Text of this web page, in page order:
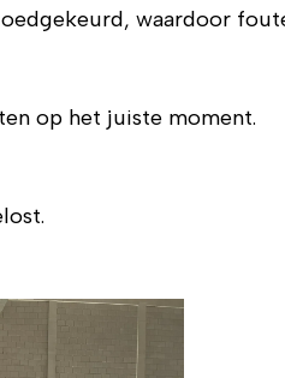
waardoor
op het juiste moment.